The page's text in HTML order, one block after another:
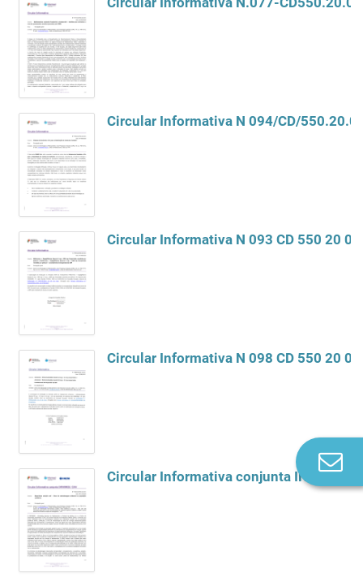
Circular Informativa N 094/CD/
Circular Informativa N 093 CD 550 20
Circular Informativa N 098 CD 550 20